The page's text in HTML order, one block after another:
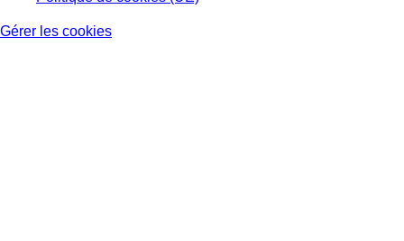
Gérer les cookies